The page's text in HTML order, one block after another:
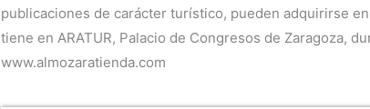
publicaciones de carácter turístico, pueden adquirirse
tiene en ARATUR, Palacio de Congresos de Zaragoza,
www.almozaratienda.com